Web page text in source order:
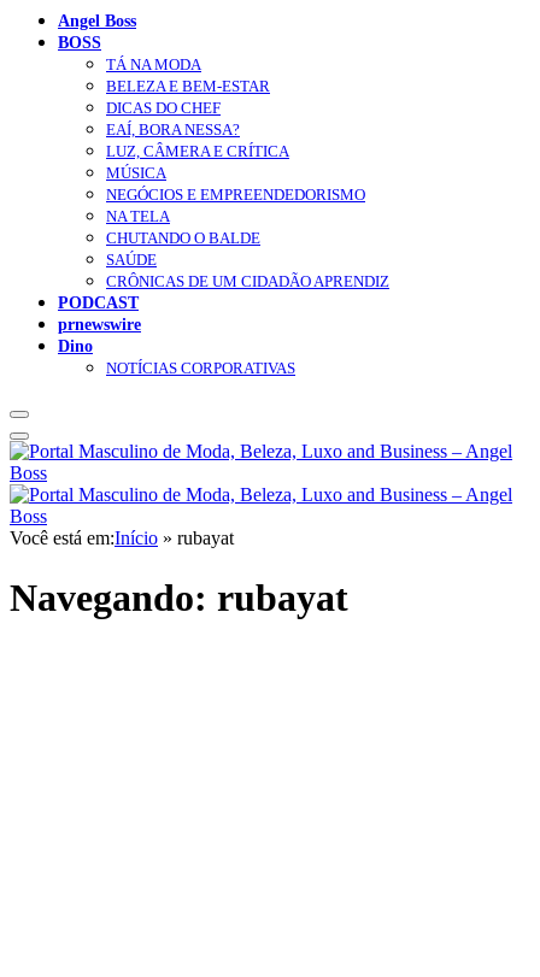
Angel Boss
BOSS
TÁ NA MODA
BELEZA E BEM-ESTAR
DICAS DO CHEF
EAÍ, BORA NESSA?
LUZ, CÂMERA E CRÍTICA
MÚSICA
NEGÓCIOS E EMPREENDEDORISMO
NA TELA
CHUTANDO O BALDE
SAÚDE
CRÔNICAS DE UM CIDADÃO APRENDIZ
PODCAST
prnewswire
Dino
NOTÍCIAS CORPORATIVAS
Você está em:Início » rubayat
Navegando: rubayat